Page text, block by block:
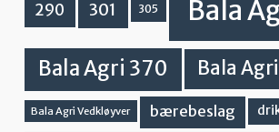
290 301 305 Bala
Bala Agri 370 Bala
Bala Agri Vedkløyver bærebeslag